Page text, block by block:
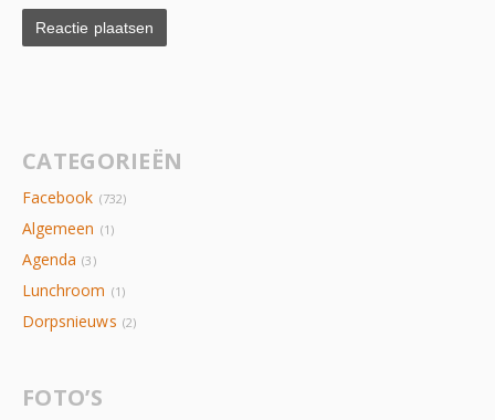
CATEGORIEËN
Facebook (732)
Algemeen (1)
Agenda (3)
Lunchroom (1)
Dorpsnieuws (2)
FOTO’S